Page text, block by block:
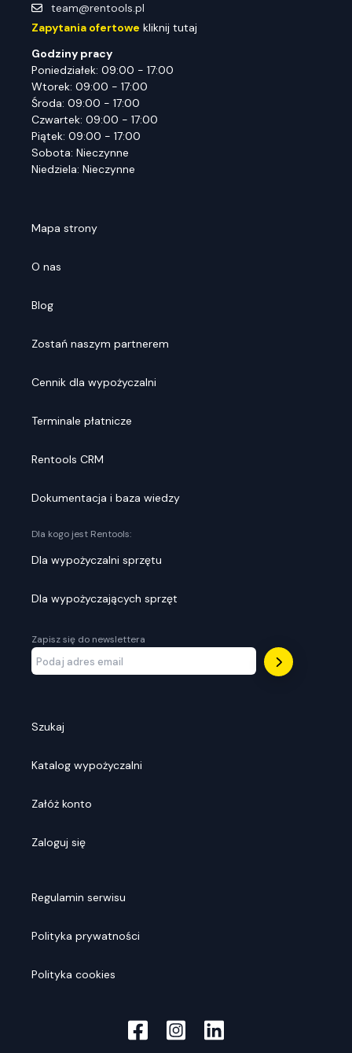
team@rentools.pl
Zapytania ofertowe kliknij tutaj
Godziny pracy
Poniedziałek: 09:00 - 17:00
Wtorek: 09:00 - 17:00
Środa: 09:00 - 17:00
Czwartek: 09:00 - 17:00
Piątek: 09:00 - 17:00
Sobota: Nieczynne
Niedziela: Nieczynne
Mapa strony
O nas
Blog
Zostań naszym partnerem
Cennik dla wypożyczalni
Terminale płatnicze
Rentools CRM
Dokumentacja i baza wiedzy
Dla kogo jest Rentools:
Dla wypożyczalni sprzętu
Dla wypożyczających sprzęt
Zapisz się do newslettera
Szukaj
Katalog wypożyczalni
Załóż konto
Zaloguj się
Regulamin serwisu
Polityka prywatności
Polityka cookies